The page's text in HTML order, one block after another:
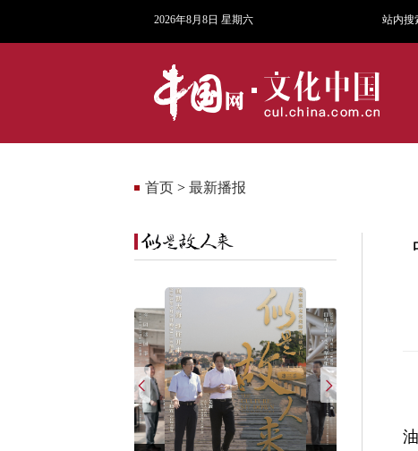
2026年8月8日 星期六 站内搜
首页 > 最新播报